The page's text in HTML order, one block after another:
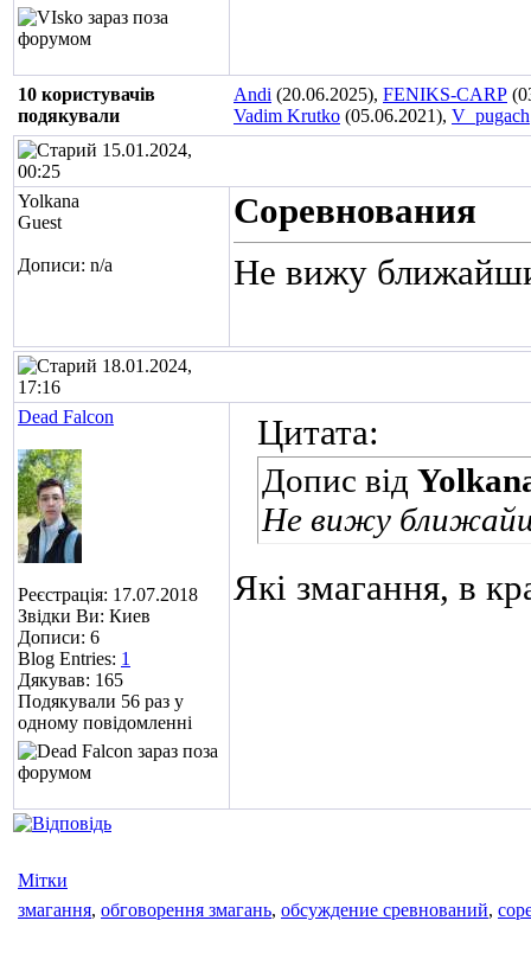
10 користувачів
подякували
Andi (20.06.2025), FENIKS-CARP
Vadim Krutko (05.06.2021), V_pugach
15.01.2024,
00:25
Yolkana
Guest
Дописи: n/a
Соревнования
Не вижу
18.01.2024,
17:16
Dead Falcon
Реєстрація: 17.07.2018
Звідки Ви: Киев
Дописи: 6
Blog Entries: 1
Дякував: 165
Подякували 56 раз у
одному повідомленні
Цитата:
Допис від
Не вижу
Які змагання, в
Мітки
змагання, обговорення змагань, обсуждение сревнований,